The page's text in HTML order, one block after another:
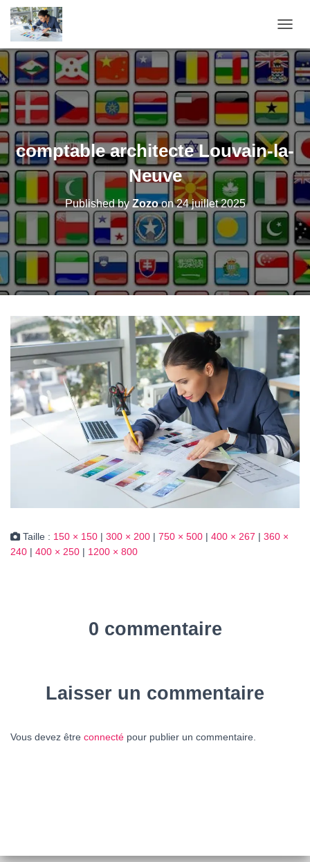
comptable architecte Louvain-la-
Neuve
Published by Zozoon24 juillet 2025
Taille : 150 × 150 | 300 × 200 | 750 × 500 | 400 × 267 | 360 ×
240 | 400 × 250 | 1200 × 800
0 commentaire
Laisser un commentaire
Vous devez être connecté pour publier un commentaire.